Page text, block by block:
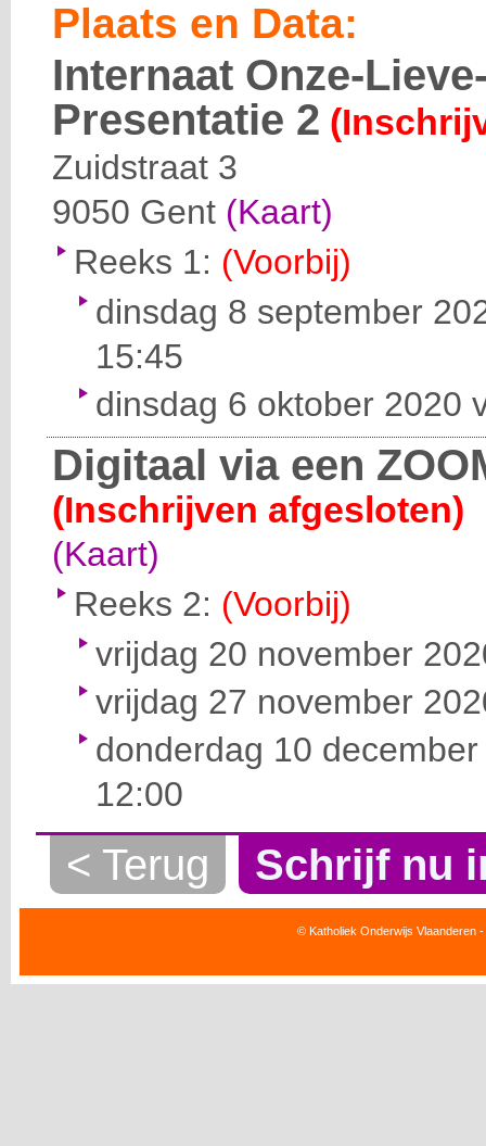
Plaats en Data:
Internaat Onze-
Presentatie 2
Zuidstraat 3
9050 Gent (Kaart)
Reeks 1: (Voorbij)
dinsdag 8 september
15:45
dinsdag 6 oktober 2020
Digitaal via een
(Inschrijven afgesloten)
(Kaart)
Reeks 2: (Voorbij)
vrijdag 20 november
vrijdag 27 november
donderdag 10
12:00
< Terug Schrijf nu
© Katholiek Onderwijs Vlaanderen